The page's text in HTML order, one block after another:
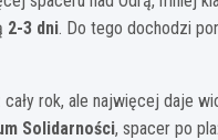
2-3 dni. Do tego dochodzi
rok, ale najwięcej daje
Solidarności, spacer po